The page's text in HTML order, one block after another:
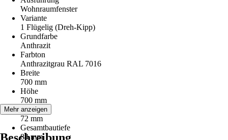
Wohnraumfenster
Variante
1 Flügelig (Dreh-Kipp)
Grundfarbe
Anthrazit
Farbton
Anthrazitgrau RAL 7016
Breite
700 mm
Höhe
700 mm
Bautiefe
72 mm
Gesamtbautiefe
84 mm
Mehr anzeigen